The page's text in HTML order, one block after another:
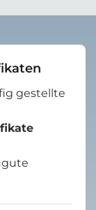
gestellte